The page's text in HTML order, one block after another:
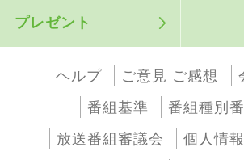
プレゼント
ヘルプ ご意見 ご感想
番組基準
番組種別
放送番組審議会
個人情